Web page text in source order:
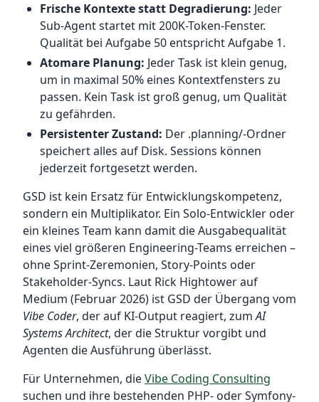
Frische Kontexte statt Degradierung: Jeder
Sub-Agent startet mit 200K-Token-Fenster.
Qualität bei Aufgabe 50 entspricht Aufgabe 1.
Atomare Planung: Jeder Task ist klein genug,
um in maximal 50% eines Kontextfensters zu
passen. Kein Task ist groß genug, um Qualität
zu gefährden.
Persistenter Zustand: Der .planning/-Ordner
speichert alles auf Disk. Sessions können
jederzeit fortgesetzt werden.
GSD ist kein Ersatz für Entwicklungskompetenz,
sondern ein Multiplikator. Ein Solo-Entwickler oder
ein kleines Team kann damit die Ausgabequalität
eines viel größeren Engineering-Teams erreichen –
ohne Sprint-Zeremonien, Story-Points oder
Stakeholder-Syncs. Laut Rick Hightower auf
Medium (Februar 2026) ist GSD der Übergang vom
Vibe Coder, der auf KI-Output reagiert, zumAI
Systems Architect, der die Struktur vorgibt und
Agenten die Ausführung überlässt.
Für Unternehmen, dieVibe Coding Consulting
suchen und ihre bestehenden PHP- oder Symfony-